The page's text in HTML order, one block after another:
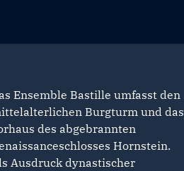
Ensemble Bastille umfasst den
Burgturm und das
des abgebrannten
Hornstein.
Ausdruck dynastischer